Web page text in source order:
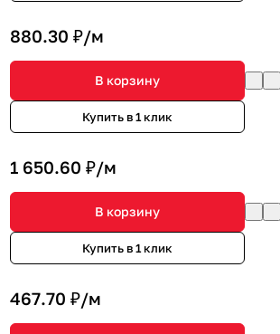
880.30 ₽/м
В корзину
Купить в 1 клик
1 650.60 ₽/м
В корзину
Купить в 1 клик
467.70 ₽/м